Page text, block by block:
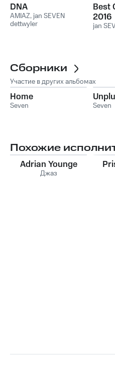
DNA
AMIAZ, jan SEVEN
dettwyler
Best
2016
jan
Сборники
Участие в других альбомах
Home
Seven Seven
Похожие
Adrian Younge
Джаз